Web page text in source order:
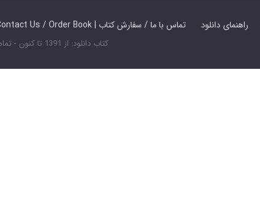
Contact Us / Order Book | تماس با ما / سفارش کتاب راهنمای دانلود
کتاب دانلود: از 1391 تا کنون - تمامی حقوق محفوظ است